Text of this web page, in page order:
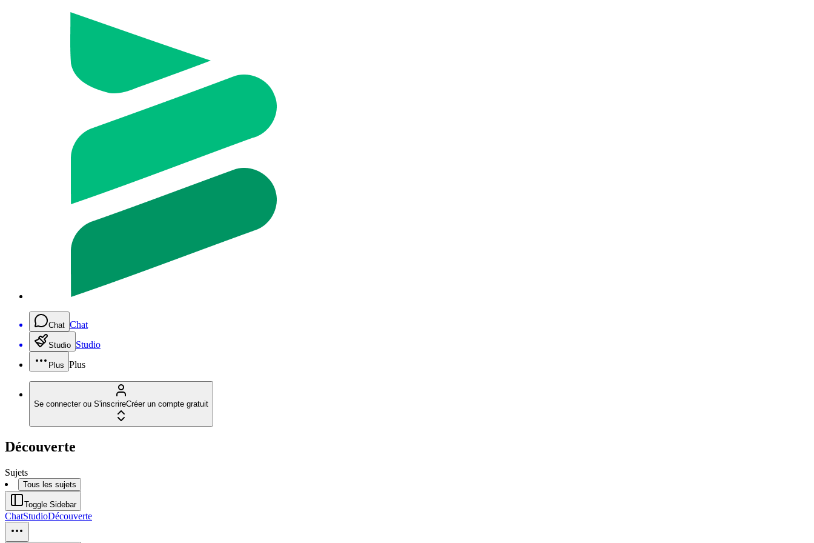
Chat Chat
Studio Studio
Plus Plus
Se connecter ou S'inscrireCréer un compte gratuit
Découverte
Sujets
Tous les sujets
Toggle Sidebar
ChatStudioDécouverte